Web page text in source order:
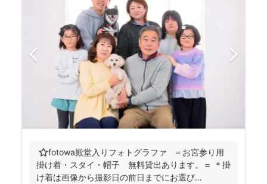
⭐️fotowa殿堂入りフォトグラファ ＝お宮参り用
掛け着・スタイ・帽子 無料貸出あります。＝ ＊掛
け着は画像から撮影日の前日までにお選び...